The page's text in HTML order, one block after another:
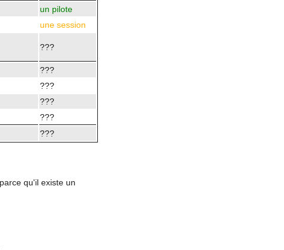
un pilote
une session
???
???
???
???
???
???
qu'il existe un